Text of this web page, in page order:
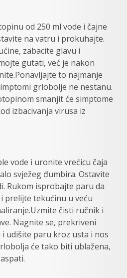
od 250 ml vode i čajne
na vatru i prokuhajte.
zabacite glavu i
gutati, već je nakon
to najmanje
grlobolje ne nestanu.
smanjit će simptome
izbacivanja virusa iz
vode i uronite vrećicu čaja
svježeg đumbira. Ostavite
Rukom isprobajte paru da
prelijte tekućinu u veću
čisti ručnik i
Nagnite se, prekriveni
udišite paru kroz usta i nos
će tako biti ublažena,